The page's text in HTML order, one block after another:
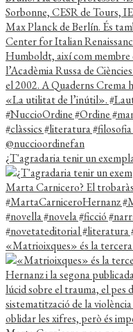
¿T'agradaria tenir un
«Matrioixques» és la